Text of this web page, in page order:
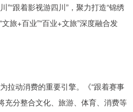
”“跟着影视游四川”，聚力打造“锦绣
旅+百业”“百业+文旅”深度融合发
拉动消费的重要引擎。《“跟着赛事
充分整合文化、旅游、体育、消费等